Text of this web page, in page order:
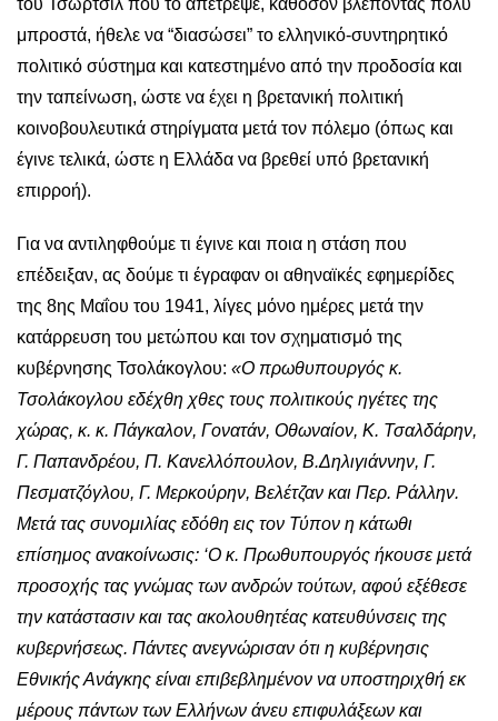
του Τσώρτσιλ που το απέτρεψε, καθόσον βλέποντας πολύ
μπροστά, ήθελε να “διασώσει” το ελληνικό-συντηρητικό
πολιτικό σύστημα και κατεστημένο από την προδοσία και
την ταπείνωση, ώστε να έχει η βρετανική πολιτική
κοινοβουλευτικά στηρίγματα μετά τον πόλεμο (όπως και
έγινε τελικά, ώστε η Ελλάδα να βρεθεί υπό βρετανική
επιρροή).
Για να αντιληφθούμε τι έγινε και ποια η στάση που
επέδειξαν, ας δούμε τι έγραφαν οι αθηναϊκές εφημερίδες
της 8ης Μαΐου του 1941, λίγες μόνο ημέρες μετά την
κατάρρευση του μετώπου και τον σχηματισμό της
κυβέρνησης Τσολάκογλου: «Ο πρωθυπουργός κ.
Τσολάκογλου εδέχθη χθες τους πολιτικούς ηγέτες της
χώρας, κ. κ. Πάγκαλον, Γονατάν, Οθωναίον, Κ. Τσαλδάρην,
Γ. Παπανδρέου, Π. Κανελλόπουλον, Β.Δηλιγιάννην, Γ.
Πεσματζόγλου, Γ. Μερκούρην, Βελέτζαν και Περ. Ράλλην.
Μετά τας συνομιλίας εδόθη εις τον Τύπον η κάτωθι
επίσημος ανακοίνωσις: ‘Ο κ. Πρωθυπουργός ήκουσε μετά
προσοχής τας γνώμας των ανδρών τούτων, αφού εξέθεσε
την κατάστασιν και τας ακολουθητέας κατευθύνσεις της
κυβερνήσεως. Πάντες ανεγνώρισαν ότι η κυβέρνησις
Εθνικής Ανάγκης είναι επιβεβλημένον να υποστηριχθή εκ
μέρους πάντων των Ελλήνων άνευ επιφυλάξεων και